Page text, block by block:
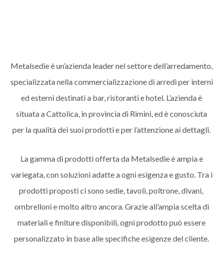
Metalsedie è un’azienda leader nel settore dell’arredamento,
specializzata nella commercializzazione di arredi per interni
ed esterni destinati a bar, ristoranti e hotel. L’azienda è
situata a Cattolica, in provincia di Rimini, ed è conosciuta
per la qualità dei suoi prodotti e per l’attenzione ai dettagli.
La gamma di prodotti offerta da Metalsedie è ampia e
variegata, con soluzioni adatte a ogni esigenza e gusto. Tra i
prodotti proposti ci sono sedie, tavoli, poltrone, divani,
ombrelloni e molto altro ancora. Grazie all’ampia scelta di
materiali e finiture disponibili, ogni prodotto può essere
personalizzato in base alle specifiche esigenze del cliente.